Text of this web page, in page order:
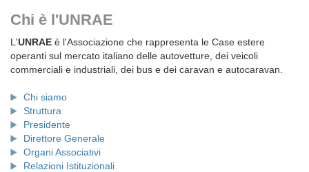
Chi è l'UNRAE
L'UNRAE è l'Associazione che rappresenta le Case estere
operanti sul mercato italiano delle autovetture, dei veicoli
commerciali e industriali, dei bus e dei caravan e autocaravan.
Chi siamo
Struttura
Presidente
Direttore Generale
Organi Associativi
Relazioni Istituzionali